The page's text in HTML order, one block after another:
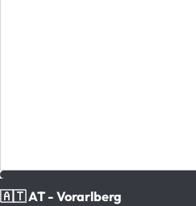
🇦🇹 AT - Vorarlberg